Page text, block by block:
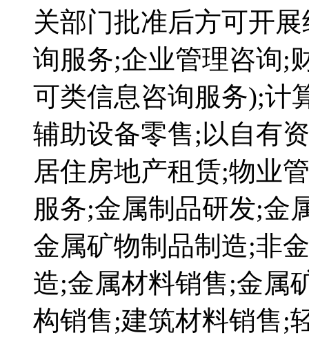
关部门批准后方可开
询服务;企业管理咨询;
可类信息咨询服务);计
辅助设备零售;以自有
居住房地产租赁;物业
服务;金属制品研发;金
金属矿物制品制造;非
造;金属材料销售;金属
构销售;建筑材料销售;